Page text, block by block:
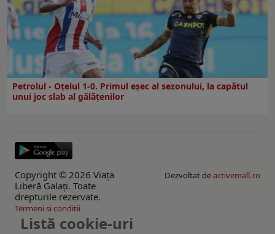
Petrolul - Oțelul 1-0. Primul eșec al sezonului, la capătul
unui joc slab al gălățenilor
Copyright © 2026 Viaţa
Liberă Galaţi. Toate
drepturile rezervate.
Dezvoltat deactivemall.ro
Termeni si conditii
Listă cookie-uri